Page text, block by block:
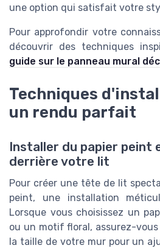
une option qui satisfait votre
Pour approfondir votre
découvrir des techniques
guide sur le panneau mural
Techniques
un rendu parfait
Installer du papier peint
derrière votre lit
Pour créer une tête de lit
peint, une installation
Lorsque vous choisissez un
ou un motif floral, assurez-
la taille de votre mur pour un